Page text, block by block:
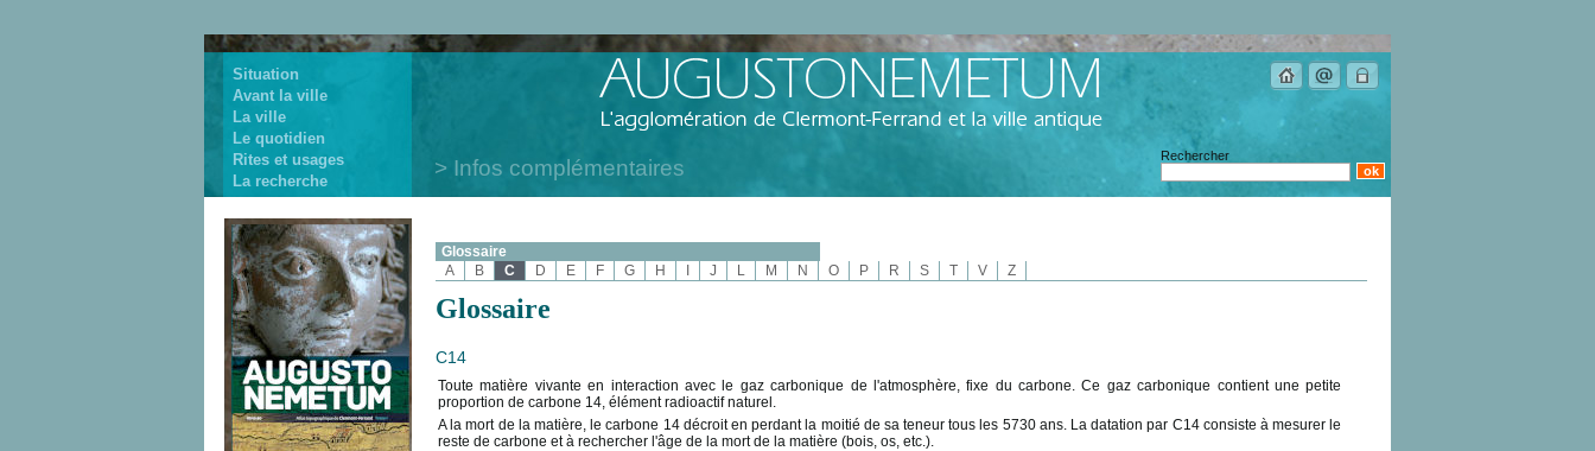
Situation
Avant la ville
La ville
Le quotidien
Rites et usages
La recherche
Rechercher
Infos complémentaires
Glossaire
A
B C D E F G H J L M N O P R S T V Z
Glossaire
C14
Toute matière vivante en interaction avec le gaz carbonique de l'atmosphère, fixe du carbone. Ce gaz carbonique contient une petite
proportion de carbone 14, élément radioactif naturel.
A la mort de la matière, le carbone 14 décroit en perdant la moitié de sa teneur tous les 5730 ans. La datation par C14 consiste à mesurer le
reste de carbone et à rechercher l'âge de la mort de la matière (bois, os, etc.).